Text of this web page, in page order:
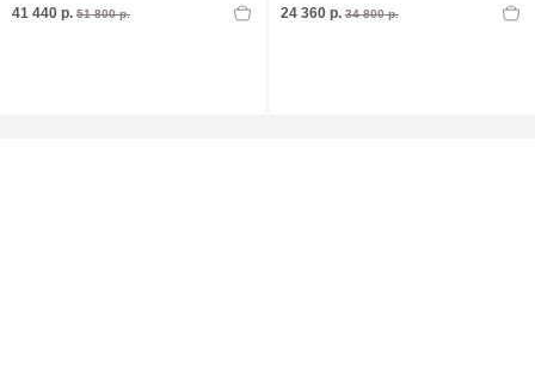
41 440 р. 51 800 р. 24 360 р. 34 800 р.